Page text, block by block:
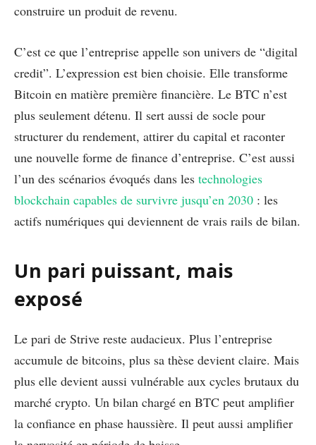
construire un produit de revenu.
C’est ce que l’entreprise appelle son univers de “digital
credit”. L’expression est bien choisie. Elle transforme
Bitcoin en matière première financière. Le BTC n’est
plus seulement détenu. Il sert aussi de socle pour
structurer du rendement, attirer du capital et raconter
une nouvelle forme de finance d’entreprise. C’est aussi
l’un des scénarios évoqués dans les technologies
blockchain capables de survivre jusqu’en 2030 : les
actifs numériques qui deviennent de vrais rails de bilan.
Un pari puissant, mais
exposé
Le pari de Strive reste audacieux. Plus l’entreprise
accumule de bitcoins, plus sa thèse devient claire. Mais
plus elle devient aussi vulnérable aux cycles brutaux du
marché crypto. Un bilan chargé en BTC peut amplifier
la confiance en phase haussière. Il peut aussi amplifier